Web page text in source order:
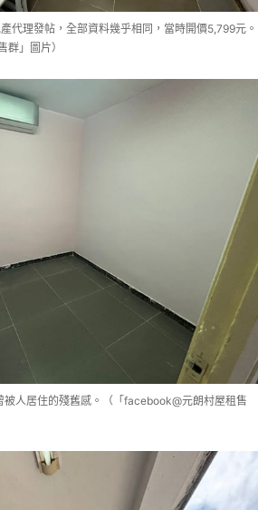
代理發帖，全部資料幾乎相同，當時開價5,799元。
群」圖片）
被人居住的殘舊感。（「facebook@元朗村屋租售